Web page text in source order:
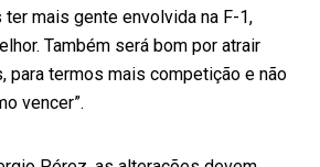
mais gente envolvida na F-1,
Também será bom por atrair
para termos mais competição e não
vencer”.